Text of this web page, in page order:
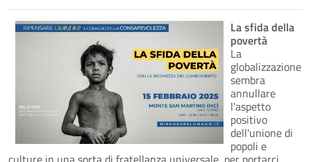
La sfida della
povertà
La
globalizzazione
sembra
annullare
l'aspetto
positivo
dell'unione di
popoli e